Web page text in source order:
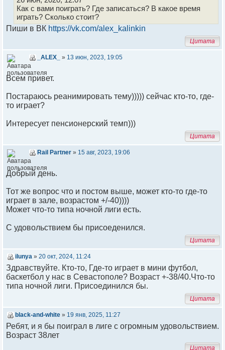
Как с вами поиграть? Где записаться? В какое время
играть? Сколько стоит?
Пиши в ВК https://vk.com/alex_kalinkin
Цитата
_ALEX_ » 13 июн, 2023, 19:05
Всем привет.
Постараюсь реанимировать тему))))) сейчас кто-то, где-
то играет?
Интересует пенсионерский темп)))
Цитата
Rail Partner » 15 авг, 2023, 19:06
Добрый день.
Тот же вопрос что и постом выше, может кто-то где-то
играет в зале, возрастом +/-40))))
Может что-то типа ночной лиги есть.
С удовольствием бы присоеденился.
Цитата
ilunya » 20 окт, 2024, 11:24
Здравствуйте. Кто-то, Где-то играет в мини футбол,
баскетбол у нас в Севастополе? Возраст +-38/40.Что-то
типа ночной лиги. Присоединился бы.
Цитата
black-and-white » 19 янв, 2025, 11:27
Ребят, и я бы поиграл в лиге с огромным удовольствием.
Возраст 38лет
Цитата